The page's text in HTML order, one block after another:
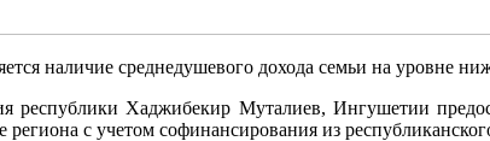
наличие среднедушевого дохода семьи на уровне
республики Хаджибекир Муталиев, Ингушетии
с учетом софинансирования из